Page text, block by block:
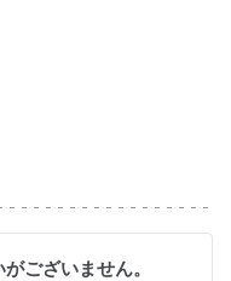
ございません。